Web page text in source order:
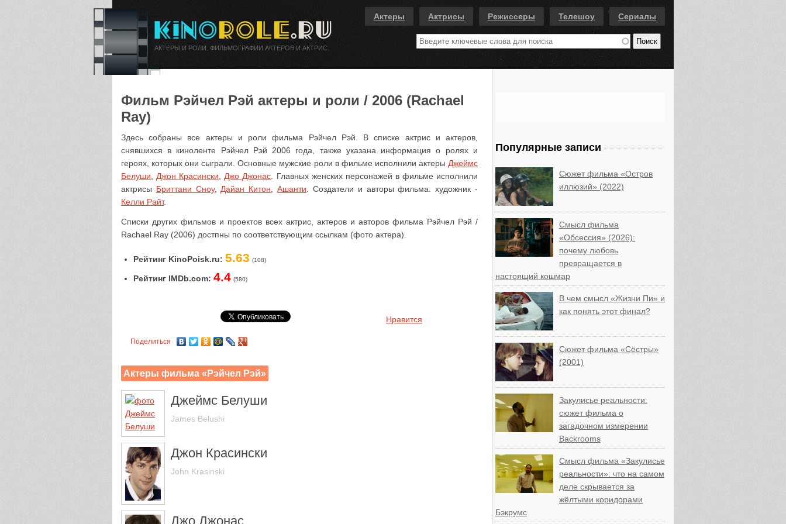
Актеры Актрисы Режиссеры Телешоу Сериалы
Фильм Рэйчел Рэй актеры и роли / 2006 (Rachael
Ray)
Здесь собраны все актеры и роли фильма Рэйчел Рэй. В списке актрис и актеров,
снявшихся в киноленте Рэйчел Рэй 2006 года, также указана информация о ролях и
героях, которых они сыграли. Основные мужские роли в фильме исполнили актеры Джеймс
Белуши
Джон Красински Джо Джонас . Главных женских персонажей в фильме исполнили
актрисы Бриттани Сноу, Дайан Китон ,Ашанти . Создатели и авторы фильма: художник -
Келли Райт.
Списки других фильмов и проектов всех актрис, актеров и авторов фильма Рэйчел Рэй /
Rachael Ray (2006) достпны по соответствующим ссылкам (фото актера).
Рейтинг KinoPoisk.ru: 5.63 (108)
Рейтинг IMDb.com: 4.4 (580)
Нравится
Поделиться
Актеры фильма «Рэйчел Рэй»
Джеймс Белуши
James Belushi
Джон Красински
John Krasinski
Джо Джонас
Популярные записи
Сюжет фильма «Остров
иллюзий» (2022)
Смысл фильма
«Обсессия» (2026):
почему любовь
превращается в
настоящий кошмар
В чем смысл «Жизни Пи» и
как понять этот финал?
Сюжет фильма «Сёстры»
(2001)
Закулисье реальности:
сюжет фильма о
загадочном измерении
Backrooms
Смысл фильма «Закулисье
реальности»: что на самом
деле скрывается за
жёлтыми коридорами
Бэкрумс
АКТЕРЫ И РОЛИ. ФИЛЬМОГРАФИИ АКТЕРОВ И АКТРИС.